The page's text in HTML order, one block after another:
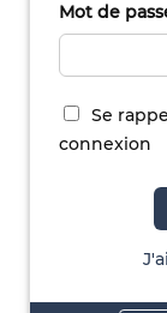
Mot de
Se
connexion